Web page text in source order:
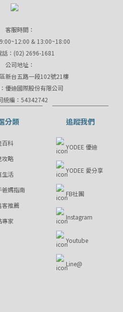
客服時間：
& 13:00~18:00
話：(02) 2696-1681
公司地址：
新台五路一段102號21樓
優迪國際股份有限公司
統編：54342742
分類
百科
攻略
生活
爸媽指南
客推薦
專家
追蹤我們
YODEE 優迪
YODEE 愛分享
FB社團
Instagram
Youtube
Line@